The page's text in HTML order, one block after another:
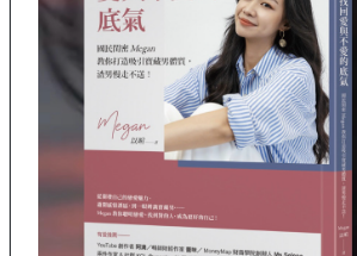
與戀愛心理。長期研究心理學、演化學與兩
性關係的性別差異
，擅長把複雜的情感議題
轉化為貼近生活的語言，幫助讀者與聽眾重
新理解自己與伴侶的互動。
Megan 以真誠、幽默且專業的分享風格，成
為許多年輕男女在感情路上的「翻譯蒟
蒻」。